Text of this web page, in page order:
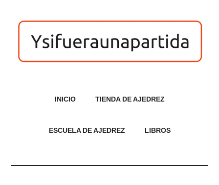
INICIO TIENDA DE AJEDREZ
ESCUELA DE AJEDREZ LIBROS